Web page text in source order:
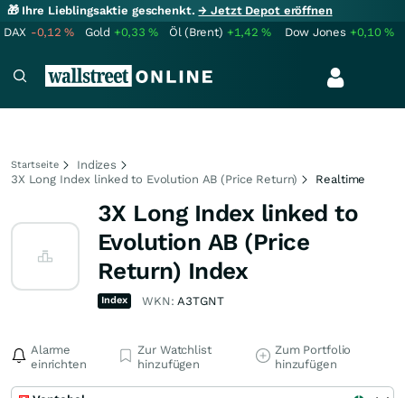
🎁 Ihre Lieblingsaktie geschenkt.→ Jetzt Depot eröffnen
DAX -0,12% Gold +0,33% Öl (Brent) +1,42% Dow Jones +0,10%
Startseite
Indizes
3X Long Index linked to Evolution AB (Price Return)
Realtime
3X Long Index linked to
Evolution AB (Price
Return) Index
Index WKN:A3TGNT
Alarme
einrichten
Zur Watchlist
hinzufügen
Zum Portfolio
hinzufügen